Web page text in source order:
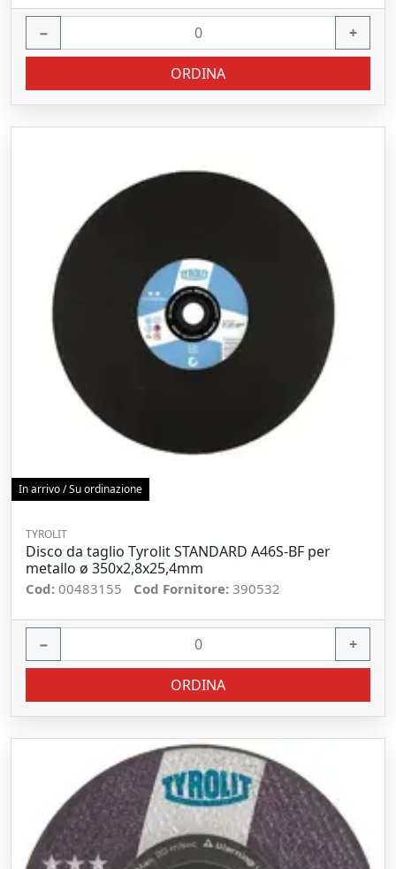
− +
ORDINA
In arrivo / Su ordinazione
TYROLIT
Disco da taglio Tyrolit STANDARD A46S-BF per
metallo ø 350x2,8x25,4mm
Cod: 00483155 Cod Fornitore: 390532
− +
ORDINA